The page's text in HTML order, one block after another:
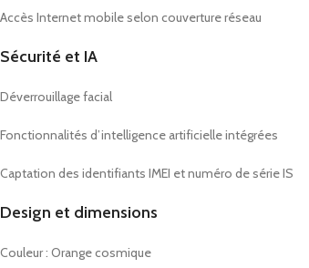
Accès Internet mobile selon couverture réseau
Sécurité et IA
Déverrouillage facial
Fonctionnalités d’intelligence artificielle intégrées
Captation des identifiants IMEI et numéro de série IS
Design et dimensions
Couleur : Orange cosmique